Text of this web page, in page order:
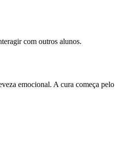
com outros alunos.
emocional. A cura começa pelo